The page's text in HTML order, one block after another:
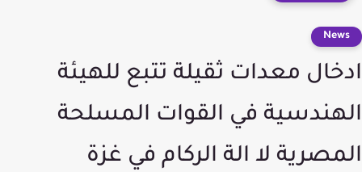
News
ادخال معدات ثقيلة تتبع للهيئة
الهندسية في القوات المسلحة
المصرية لا الة الركام في غزة